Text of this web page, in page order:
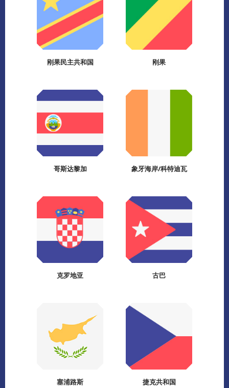
刚果民主共和国 刚果
哥斯达黎加 象牙海岸/科特迪瓦
克罗地亚 古巴
塞浦路斯 捷克共和国